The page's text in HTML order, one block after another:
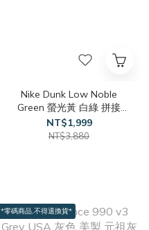
Nike Dunk Low Noble
Green 螢光黃 白綠 拼接
FD0350-133
NT$1,999
NT$3,880
*零碼商品,不得退換貨*